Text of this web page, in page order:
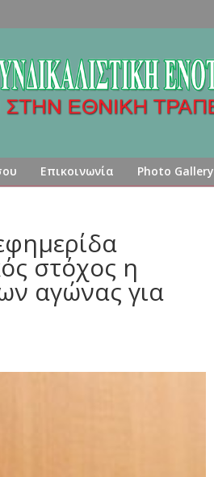
Επικοινωνία Photo Gallery
στόχος η
αγώνας για